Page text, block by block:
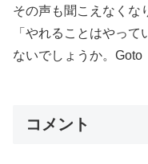
その声も聞こえなくな
「やれることはやっ
ないでしょうか。Goto
コメント